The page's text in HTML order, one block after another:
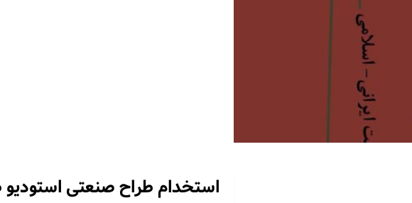
استخدام طراح صنعتی استودیو